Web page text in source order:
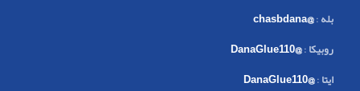
بله:
@chasbdana
روبیکا:
@DanaGlue110
ایتا:
@DanaGlue110